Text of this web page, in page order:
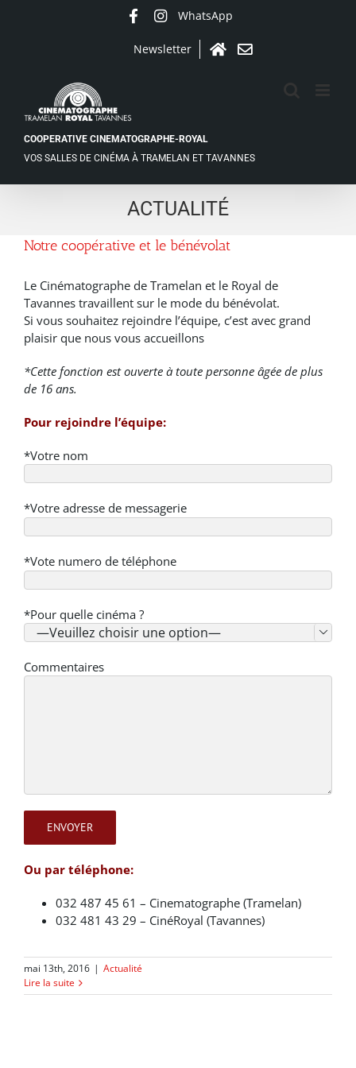
WhatsApp
Newsletter
AccueilContact
COOPERATIVE CINEMATOGRAPHE-ROYAL
VOS SALLES DE CINÉMA À TRAMELAN ET TAVANNES
ACTUALITÉ
Notre coopérative et le bénévolat
Le Cinématographe de Tramelan et le Royal de
Tavannes travaillent sur le mode du bénévolat.
Si vous souhaitez rejoindre l’équipe, c’est avec grand
plaisir que nous vous accueillons
*Cette fonction est ouverte à toute personne âgée de plus
de 16 ans.
Pour rejoindre l’équipe:
*Votre nom
*Votre adresse de messagerie
*Vote numero de téléphone
*Pour quelle cinéma ?

Commentaires
Ou par téléphone:
032 487 45 61 – Cinematographe (Tramelan)
032 481 43 29 – CinéRoyal (Tavannes)
mai 13th, 2016 | Actualité
Lire la suite